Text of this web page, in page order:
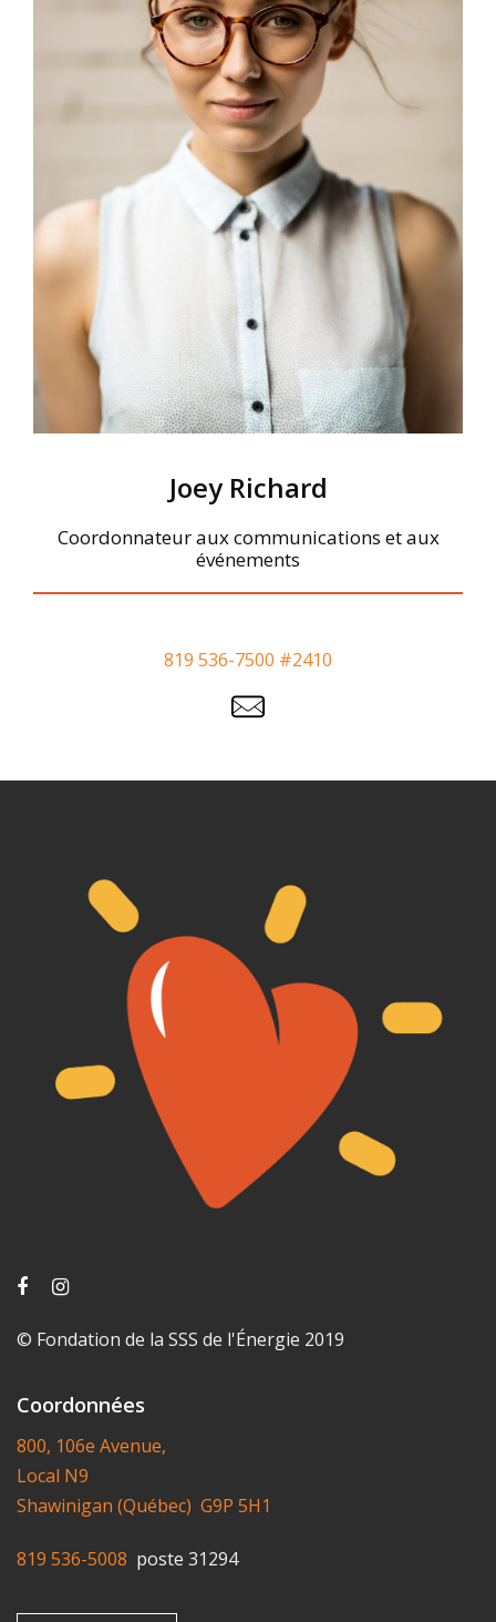
Joey Richard
Coordonnateur aux communications et aux
événements
819 536-7500 #2410
© Fondation de la SSS de l'Énergie 2019
Coordonnées
800, 106e Avenue,
Local N9
Shawinigan (Québec) G9P 5H1
819 536-5008 poste 31294